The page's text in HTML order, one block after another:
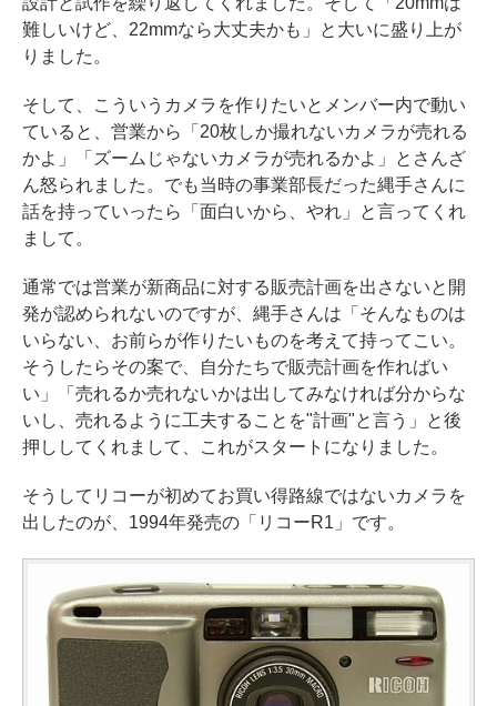
難しいけど、22mmなら大丈夫かも」と大いに盛り上が
りました。
そして、こういうカメラを作りたいとメンバー内で動い
ていると、営業から「20枚しか撮れないカメラが売れる
かよ」「ズームじゃないカメラが売れるかよ」とさんざ
ん怒られました。でも当時の事業部長だった縄手さんに
話を持っていったら「面白いから、やれ」と言ってくれ
まして。
通常では営業が新商品に対する販売計画を出さないと開
発が認められないのですが、縄手さんは「そんなものは
いらない、お前らが作りたいものを考えて持ってこい。
そうしたらその案で、自分たちで販売計画を作ればい
い」「売れるか売れないかは出してみなければ分からな
いし、売れるように工夫することを"計画"と言う」と後
押ししてくれまして、これがスタートになりました。
そうしてリコーが初めてお買い得路線ではないカメラを
出したのが、1994年発売の「リコーR1」です。